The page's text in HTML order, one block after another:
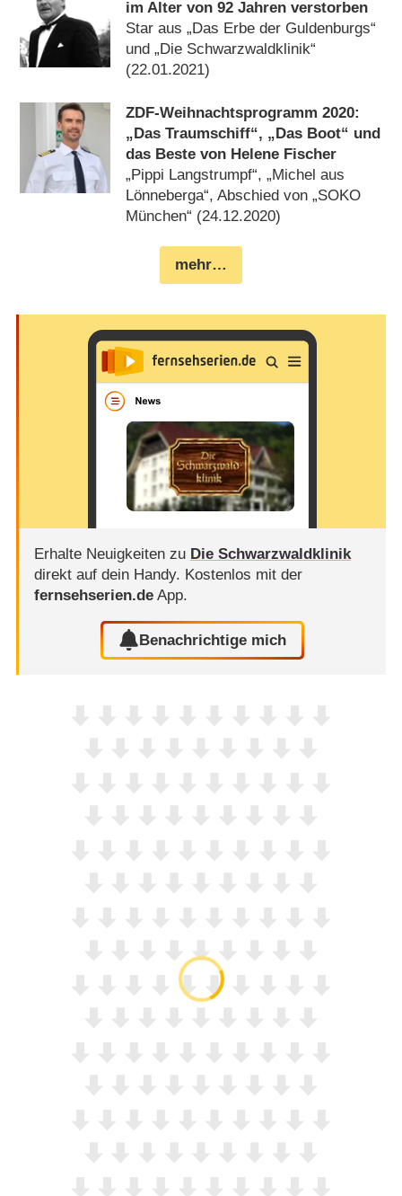
im Alter von 92 Jahren verstorben
Star aus „Das Erbe der Guldenburgs“
und „Die Schwarzwaldklinik“
(22.01.2021)
ZDF-Weihnachtsprogramm 2020:
„Das Traumschiff“, „Das Boot“ und
das Beste von Helene Fischer
„Pippi Langstrumpf“, „Michel aus
Lönneberga“, Abschied von „SOKO
München“ (24.12.2020)
mehr…
Erhalte Neuigkeiten zu Die Schwarzwaldklinik
direkt auf dein Handy. Kostenlos mit der
fernsehserien.deApp.
Benachrichtige mich